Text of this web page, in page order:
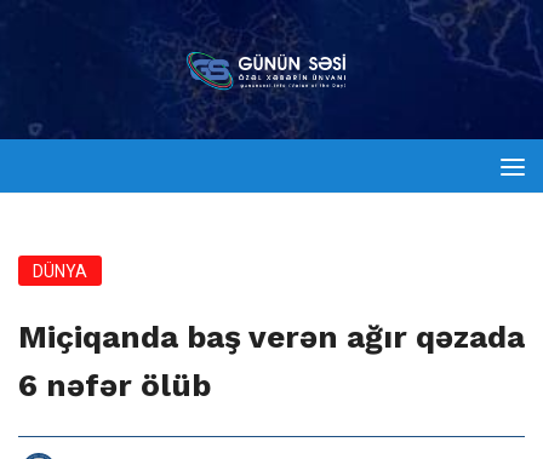
DÜNYA
Miçiqanda baş verən ağır qəzada
6 nəfər ölüb